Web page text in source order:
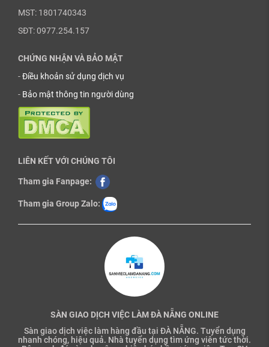
MST: 1801740343
SĐT: 0977.254.157
CHỨNG NHẬN VÀ BẢO MẬT
-Điều khoản sử dụng dịch vụ
- Bảo mật thông tin người dùng
LIÊN KẾT VỚI CHÚNG TÔI
Tham gia Fanpage:
Tham gia Group Zalo:
SÀN GIAO DỊCH VIỆC LÀM ĐÀ NẴNG ONLINE
Sàn giao dịch việc làm hàng đầu tại ĐÀ NẴNG. Tuyển dụng
nhanh chóng, hiệu quả. Nhà tuyển dụng tìm ứng viên tức thời.